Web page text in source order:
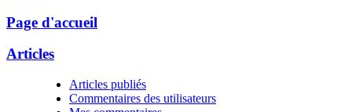
Page d'accueil
Articles
Articles publiés
Commentaires des utilisateurs